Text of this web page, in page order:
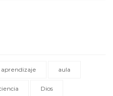
aprendizaje aula
Dios